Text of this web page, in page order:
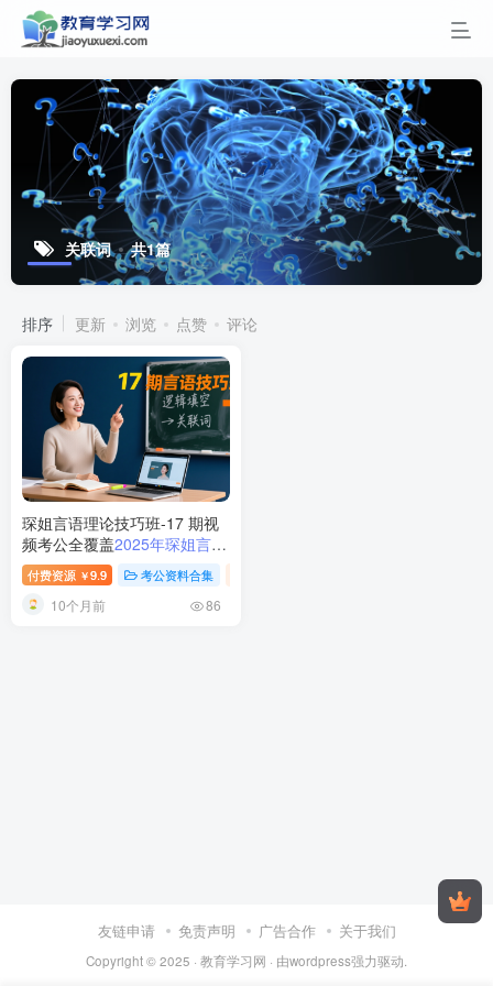
关联词 共1篇
排序 更新 浏览 点赞 评论
琛姐言语理论技巧班-17 期视
频考公全覆盖2025年琛姐言语
理论技巧班（公务员行测专
属）— 17 期视频＋6 期逻辑
填空专项
付费资源 ￥9.9 考公资料合集
10个月前 86
友链申请 免责声明 广告合作 关于我们
Copyright © 2025 · 教育学习网 · 由wordpress强力驱动.